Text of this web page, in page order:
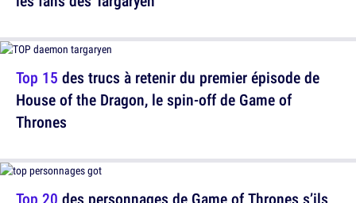
Top 20 des personnages de Game of Thrones s’ils
Top 15 des trucs à retenir du premier épisode de
House of the Dragon, le spin-off de Game of
Thrones